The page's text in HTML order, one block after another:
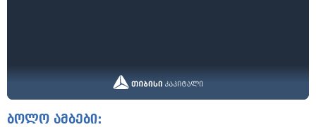
ბოლო ამბები: